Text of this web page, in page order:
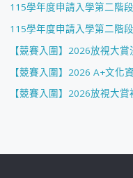
115學年度申請入學第二階
115學年度申請入學第二階
【競賽入圍】2026放視大
【競賽入圍】2026 A+文化
【競賽入圍】2026放視大